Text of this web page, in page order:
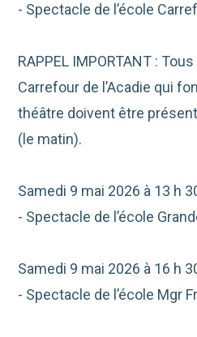
- Spectacle de l’école
RAPPEL IMPORTANT :
Carrefour de l’Acadie qui
théâtre doivent être
(le matin).
Samedi 9 mai 2026 à 13 h
- Spectacle de l’école
Samedi 9 mai 2026 à 16 h
- Spectacle de l’école Mgr